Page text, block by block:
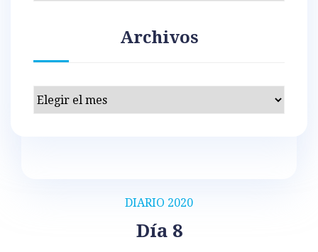
DIARIO 2020
Día 8
Archivos
Archivos